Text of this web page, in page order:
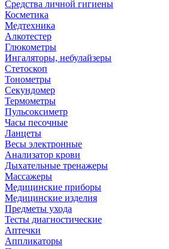
Средства личной гигиены
Косметика
Медтехника
Алкотестер
Глюкометры
Ингаляторы, небулайзеры
Стетоскоп
Тонометры
Секундомер
Термометры
Пульсоксиметр
Часы песочные
Ланцеты
Весы электронные
Анализатор крови
Дыхательные тренажеры
Массажеры
Медицинские приборы
Медицинские изделия
Предметы ухода
Тесты диагностические
Аптечки
Аппликаторы